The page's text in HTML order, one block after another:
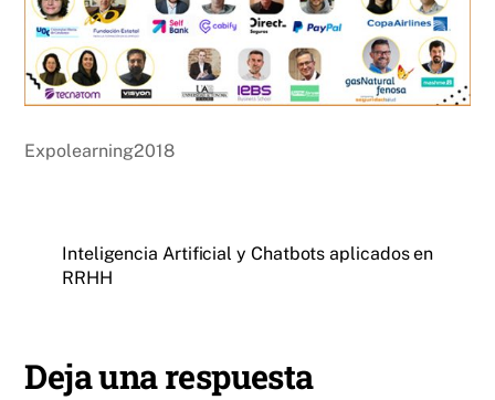
Expolearning2018
Inteligencia Artificial y Chatbots aplicados en
RRHH
Deja una respuesta